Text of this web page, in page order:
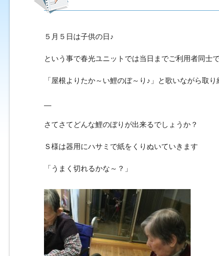
５月５日は子供の日♪
という事で春光ユニットでは当日までご利用者同士
「屋根よりたか～い鯉のぼ～り♪」と歌いながら取
さてさてどんな鯉のぼりが出来るでしょうか？
Ｓ様は器用にハサミで紙をくりぬいていきます
「うまく切れるかな～？」